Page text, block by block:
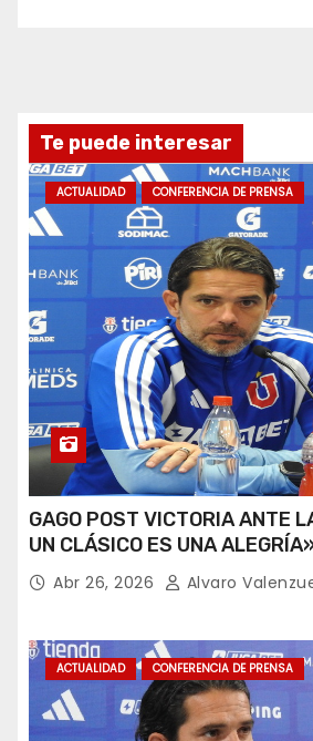
Te puede interesar
ACTUALIDAD CONFERENCIA DE PRENSA
GAGO POST VICTORIA ANTE
UN CLÁSICO ES UNA
Abr 26, 2026 Alvaro
ACTUALIDAD CONFERENCIA DE PRENSA